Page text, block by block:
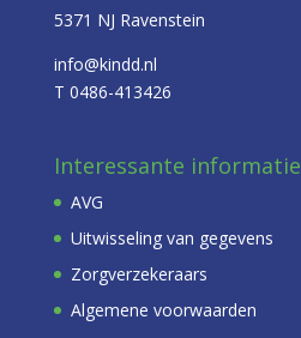
5371 NJ Ravenstein
info@kindd.nl
T 0486-413426
Interessante informatie
AVG
Uitwisseling van gegevens
Zorgverzekeraars
Algemene voorwaarden